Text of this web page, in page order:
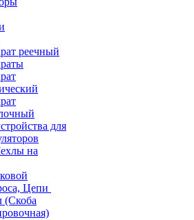
реечный
для
на
Цепи